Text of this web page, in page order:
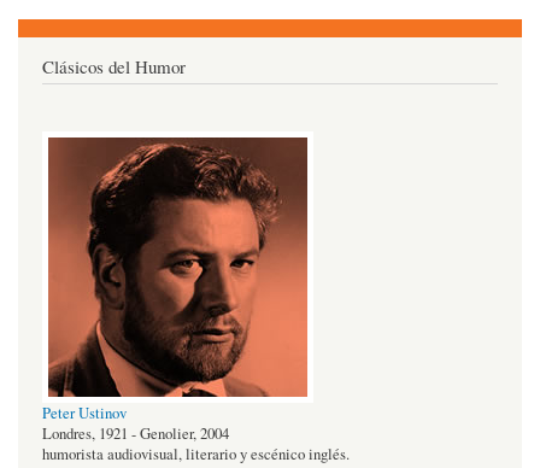
Clásicos del Humor
Peter Ustinov
Londres, 1921 - Genolier, 2004
humorista audiovisual, literario y escénico inglés.